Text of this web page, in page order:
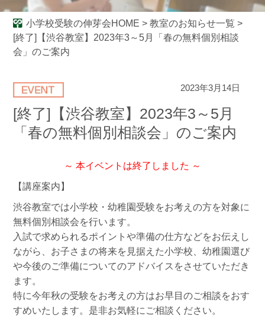
小学校受験の伸芽会HOME > 教室のお知らせ一覧 >
[終了]【渋谷教室】2023年3～5月「春の無料個別相談
会」のご案内
2023年3月14日
[終了]【渋谷教室】2023年3～5月
「春の無料個別相談会」のご案内
～ 本イベントは終了しました ～
【講座案内】
渋谷教室では小学校・幼稚園受験をお考えの方を対象に
無料個別相談会を行います。
入試で求められるポイントや準備の仕方などをお伝えし
ながら、お子さまの将来を見据えた小学校、幼稚園選び
や今後のご準備についてのアドバイスをさせていただき
ます。
特に今年秋の受験をお考えの方はお早目のご相談をおす
すめいたします。是非お気軽にご相談ください。